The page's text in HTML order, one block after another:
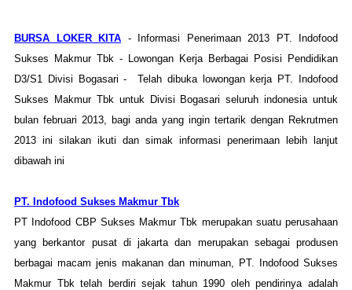
BURSA LOKER KITA - Informasi Penerimaan 2013 PT. Indofood
Sukses Makmur Tbk - Lowongan Kerja Berbagai Posisi Pendidikan
D3/S1 Divisi Bogasari - Telah dibuka lowongan kerja PT. Indofood
Sukses Makmur Tbk untuk Divisi Bogasari seluruh indonesia untuk
bulan februari 2013, bagi anda yang ingin tertarik dengan Rekrutmen
2013 ini silakan ikuti dan simak informasi penerimaan lebih lanjut
dibawah ini
PT. Indofood Sukses Makmur Tbk
PT Indofood CBP Sukses Makmur Tbk merupakan suatu perusahaan
yang berkantor pusat di jakarta dan merupakan sebagai produsen
berbagai macam jenis makanan dan minuman, PT. Indofood Sukses
Makmur Tbk telah berdiri sejak tahun 1990 oleh pendirinya adalah